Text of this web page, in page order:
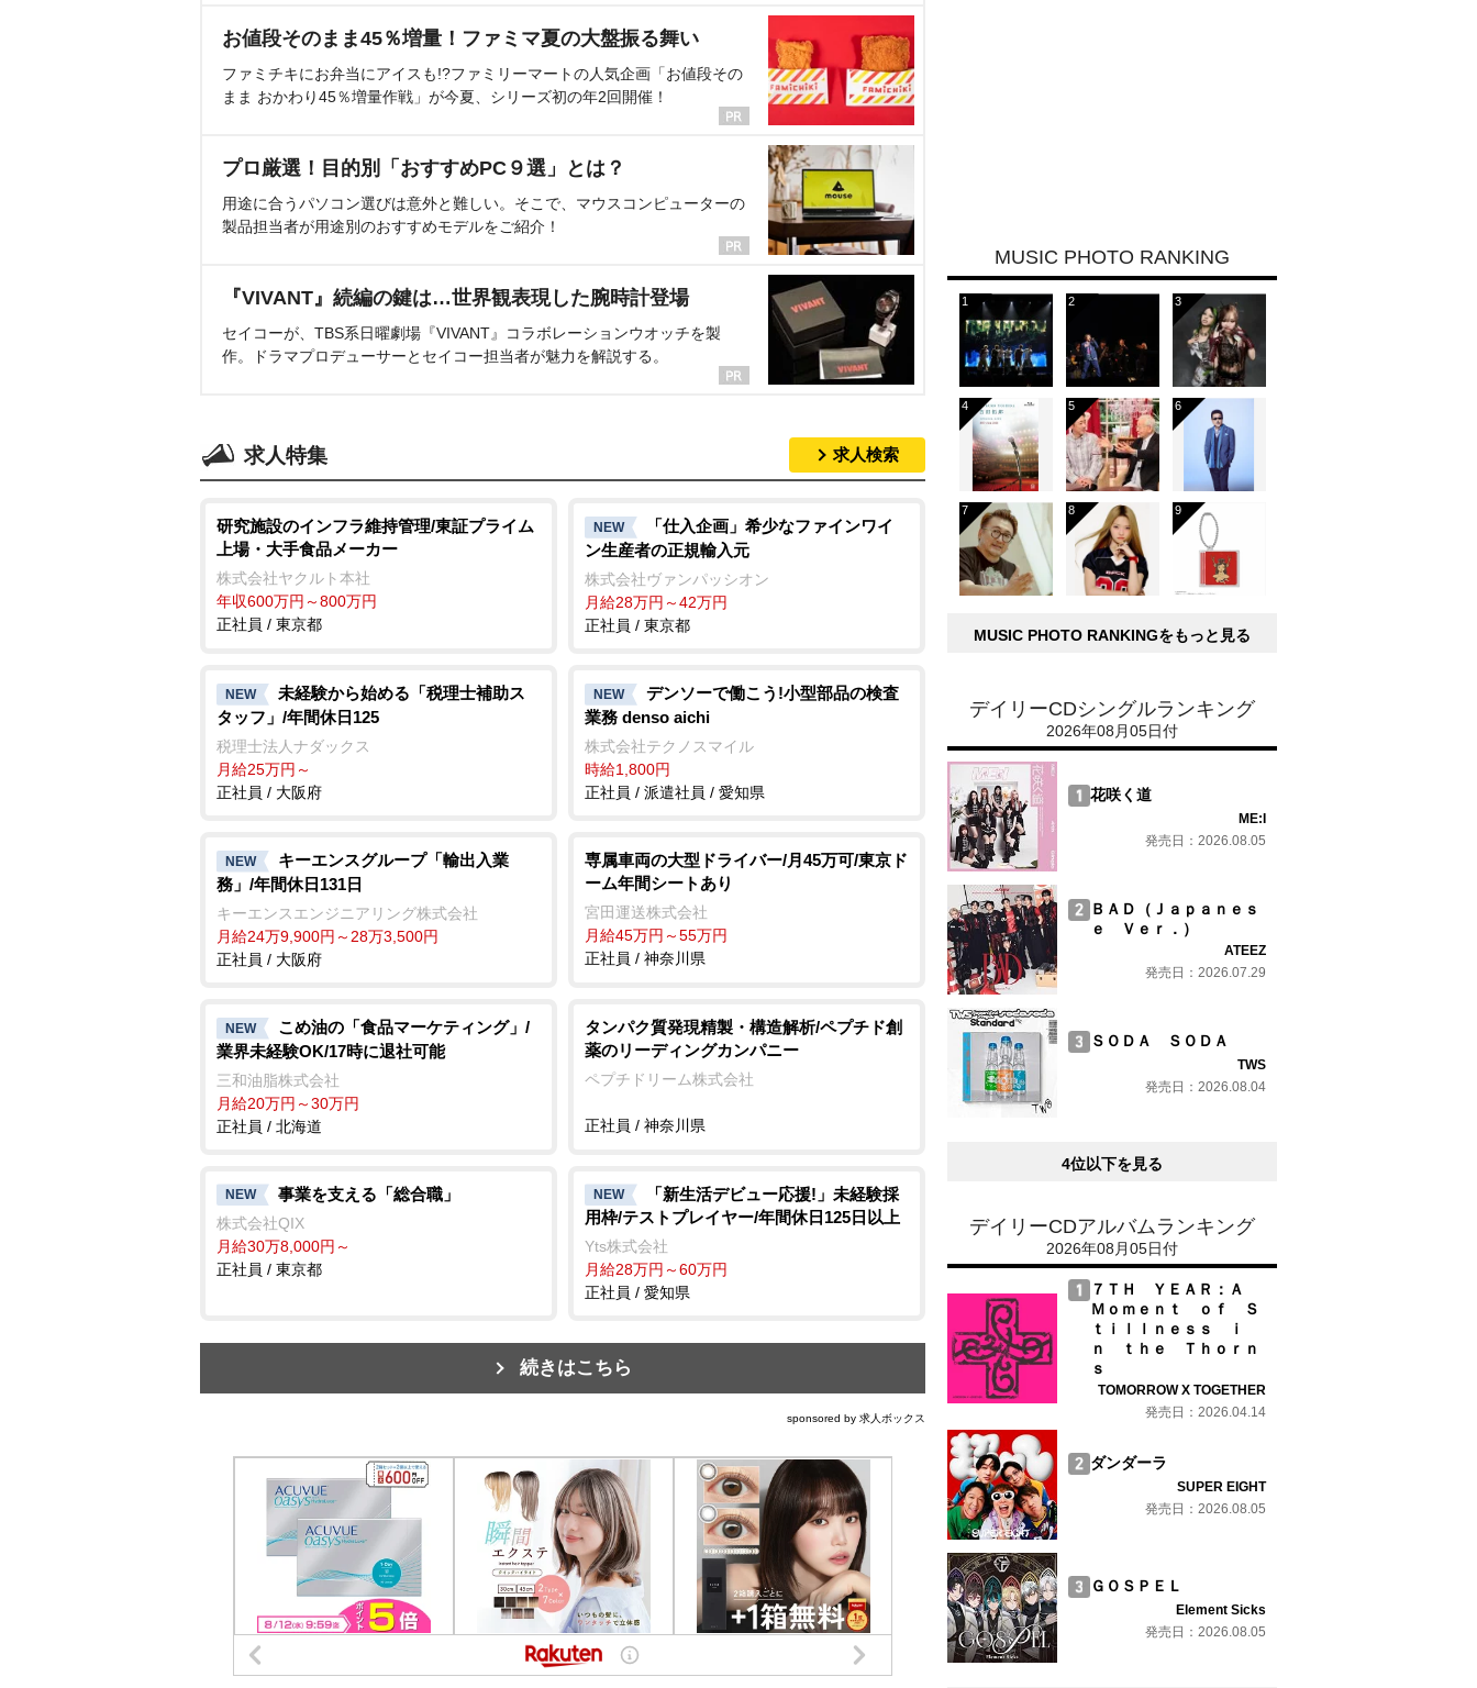
お値段そのまま45％増量！ファミマ夏の大盤振る舞い
ファミチキにお弁当にアイスも!?ファミリーマートの人気企画「お値段その
まま おかわり45％増量作戦」が今夏、シリーズ初の年2回開催！
プロ厳選！目的別「おすすめPC９選」とは？
用途に合うパソコン選びは意外と難しい。そこで、マウスコンピューターの
製品担当者が用途別のおすすめモデルをご紹介！
『VIVANT』続編の鍵は…世界観表現した腕時計登場
セイコーが、TBS系日曜劇場『VIVANT』コラボレーションウオッチを製
作。ドラマプロデューサーとセイコー担当者が魅力を解説する。
求人特集 求人検索
研究施設のインフラ維持管理/東証プライム
上場・大手食品メーカー
株式会社ヤクルト本社
年収600万円～800万円
正社員 / 東京都
NEW
「仕入企画」希少なファインワイ
ン生産者の正規輸入元
株式会社ヴァンパッシオン
月給28万円～42万円
正社員 / 東京都
NEW
未経験から始める「税理士補助ス
タッフ」/年間休日125
税理士法人ナダックス
月給25万円～
正社員 / 大阪府
NEW
デンソーで働こう!小型部品の検査
業務 denso aichi
株式会社テクノスマイル
時給1,800円
正社員 / 派遣社員 / 愛知県
NEW
キーエンスグループ「輸出入業
務」/年間休日131日
キーエンスエンジニアリング株式会社
月給24万9,900円～28万3,500円
正社員 / 大阪府
専属車両の大型ドライバー/月45万可/東京ド
ーム年間シートあり
宮田運送株式会社
月給45万円～55万円
正社員 / 神奈川県
NEW
こめ油の「食品マーケティング」/
業界未経験OK/17時に退社可能
三和油脂株式会社
月給20万円～30万円
正社員 / 北海道
タンパク質発現精製・構造解析/ペプチド創
薬のリーディングカンパニー
ペプチドリーム株式会社
正社員 / 神奈川県
NEW 事業を支える「総合職」
株式会社QIX
月給30万8,000円～
正社員 / 東京都
NEW
「新生活デビュー応援!」未経験採
用枠/テストプレイヤー/年間休日125日以上
Yts株式会社
月給28万円～60万円
正社員 / 愛知県
続きはこちら
sponsored by 求人ボックス
MUSIC PHOTO RANKING
MUSIC PHOTO RANKINGをもっと見る
デイリーCDシングルランキング
2026年08月05日付
花咲く道
ME:I
発売日：2026.08.05
ＢＡＤ（Ｊａｐａｎｅｓ
ｅ Ｖｅｒ．）
ATEEZ
発売日：2026.07.29
ＳＯＤＡ ＳＯＤＡ
TWS
発売日：2026.08.04
4位以下を見る
デイリーCDアルバムランキング
2026年08月05日付
７ＴＨ ＹＥＡＲ：Ａ
Ｍｏｍｅｎｔ ｏｆ Ｓ
ｔｉｌｌｎｅｓｓ ｉ
ｎ ｔｈｅ Ｔｈｏｒｎ
ｓ
TOMORROW X TOGETHER
発売日：2026.04.14
ダンダーラ
SUPER EIGHT
発売日：2026.08.05
ＧＯＳＰＥＬ
Element Sicks
発売日：2026.08.05